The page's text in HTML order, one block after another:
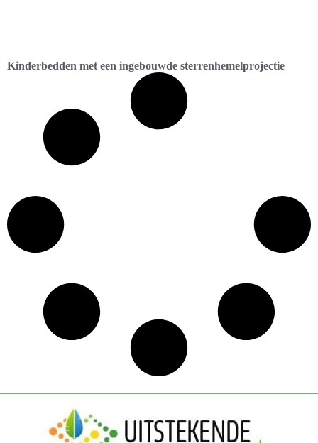
Kinderbedden met een ingebouwde sterrenhemelprojectie